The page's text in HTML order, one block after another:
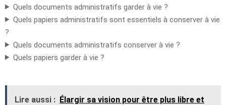
Quels documents administratifs garder à vie ?
Quels papiers administratifs sont essentiels à conserver à vie
?
Quels documents administratifs conserver à vie ?
Quels papiers garder à vie ?
Lire aussi : Élargir sa vision pour être plus libre et